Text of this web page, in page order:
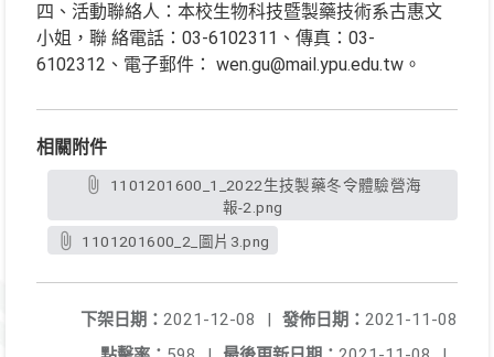
四、活動聯絡人：本校生物科技暨製藥技術系古惠文
小姐，聯 絡電話：03-6102311、傳真：03-
6102312、電子郵件： wen.gu@mail.ypu.edu.tw。
相關附件
報-2.png
1101201600_2_圖片3.png
發佈日期： 2021-11-08
下架日期： 2021-12-08
|